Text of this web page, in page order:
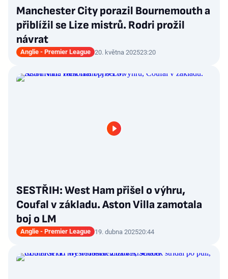
Manchester City porazil Bournemouth a
přiblížil se Lize mistrů. Rodri prožil
návrat
Anglie - Premier League 20. května 202523:20
SESTŘIH: West Ham přišel o výhru,
Coufal v základu. Aston Villa zamotala
boj o LM
Anglie - Premier League 19. dubna 202520:44